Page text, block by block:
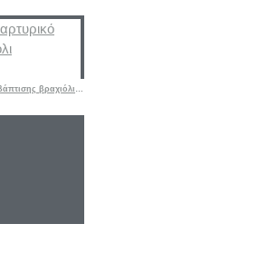
Χειροποίητο μαρτυρικό βάπτισης βραχιόλι ΣΤΡΟΥΜΦΑΚΙ